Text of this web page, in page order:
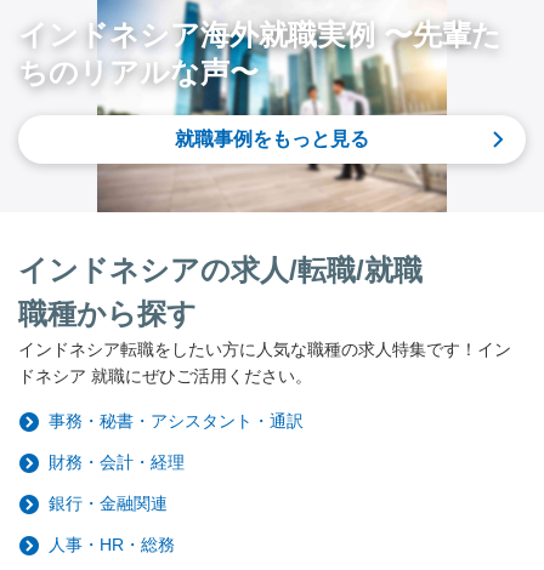
インドネシア海外就職実例 〜先輩た
ちのリアルな声〜
就職事例をもっと見る
インドネシアの求人/転職/就職
職種から探す
インドネシア転職をしたい方に人気な職種の求人特集です！イン
ドネシア 就職にぜひご活用ください。
事務・秘書・アシスタント・通訳
財務・会計・経理
銀行・金融関連
人事・HR・総務